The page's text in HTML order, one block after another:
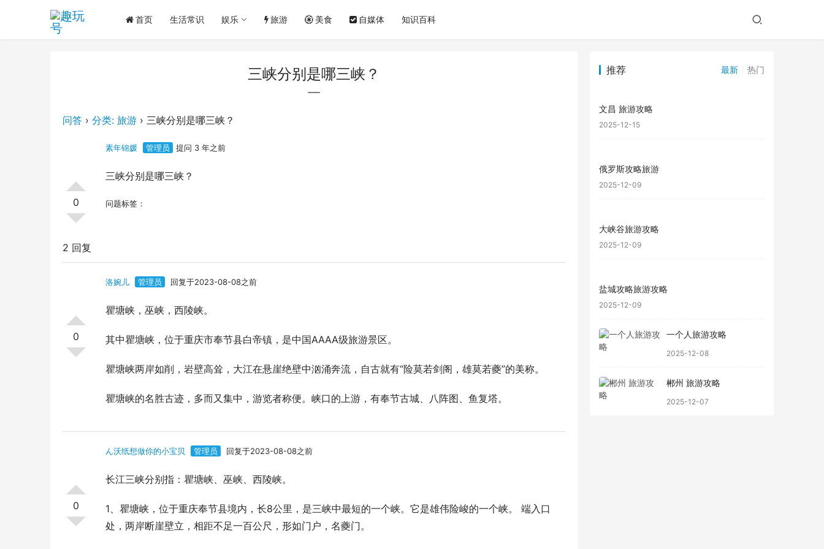
首页 生活常识 娱乐 旅游 美食 自媒体 知识百科
三峡分别是哪三峡？
问答 › 分类: 旅游 › 三峡分别是哪三峡？
0
素年锦媛 管理员 提问 3 年之前
三峡分别是哪三峡？
问题标签：
2 回复
0
洛婉儿 管理员 回复于2023-08-08之前
瞿塘峡，巫峡，西陵峡。
其中瞿塘峡，位于重庆市奉节县白帝镇，是中国AAAA级旅游景区。
瞿塘峡两岸如削，岩壁高耸，大江在悬崖绝壁中汹涌奔流，自古就有“险莫若剑阁，雄莫若夔”的美称。
瞿塘峡的名胜古迹，多而又集中，游览者称便。峡口的上游，有奉节古城、八阵图、鱼复塔。
0
ん沃纸想做伱的小宝贝 管理员 回复于2023-08-08之前
长江三峡分别指：瞿塘峡、巫峡、西陵峡。
1、瞿塘峡，位于重庆奉节县境内，长8公里，是三峡中最短的一个峡。它是雄伟险峻的一个峡。 端入口
处，两岸断崖壁立，相距不足一百公尺，形如门户，名夔门。
推荐 最新 热门
文昌 旅游攻略
2025-12-15
俄罗斯攻略旅游
2025-12-09
大峡谷旅游攻略
2025-12-09
盐城攻略旅游攻略
2025-12-09
一个人旅游攻略
2025-12-08
郴州 旅游攻略
2025-12-07